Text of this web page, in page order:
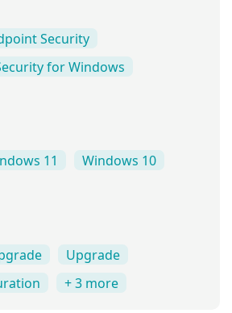
Security
for Windows
11
Windows 10
Upgrade
+ 3 more